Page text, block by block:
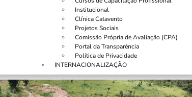
Institucional
Clínica Catavento
Projetos Sociais
Comissão Própria de Avaliação (CPA)
Portal da Transparência
Política de Privacidade
INTERNACIONALIZAÇÃO